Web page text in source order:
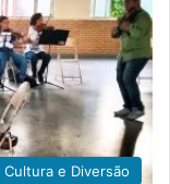
Cultura e Diversão